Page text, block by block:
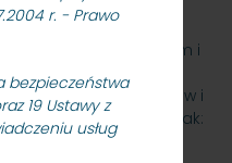
r. - Prawo
bezpieczeństwa
19 Ustawy z
usług
na odcinku
wdrożeniem, rozruchem i
a także
użytkowania systemów i
tej inwestycji - znak: